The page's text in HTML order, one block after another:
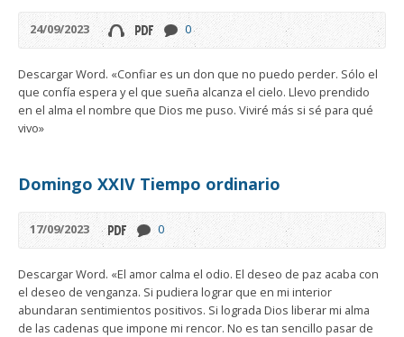
24/09/2023 0
Descargar Word. «Confiar es un don que no puedo perder. Sólo el
que confía espera y el que sueña alcanza el cielo. Llevo prendido
en el alma el nombre que Dios me puso. Viviré más si sé para qué
vivo»
Domingo XXIV Tiempo ordinario
17/09/2023 0
Descargar Word. «El amor calma el odio. El deseo de paz acaba con
el deseo de venganza. Si pudiera lograr que en mi interior
abundaran sentimientos positivos. Si lograda Dios liberar mi alma
de las cadenas que impone mi rencor. No es tan sencillo pasar de